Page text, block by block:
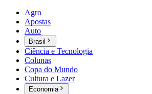
Agro
Apostas
Auto
Brasil
Ciência e Tecnologia
Colunas
Copa do Mundo
Cultura e Lazer
Economia